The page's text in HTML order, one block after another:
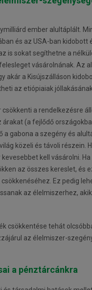
ember alultáplált.
és az USA-ban kidobott
is sokat segíthetne a
vásárolnának. Az
akár a Kisújszálláson
az etiópiaiak
a rendelkezésre
árakat (a fejlődő
a gabona a szegény és
közeli és távoli részein.
kell vásárolni.
az összes kereslet, és
Ez pedig
az élelmiszerhez,
csökkentése tehát
az élelmiszer-
a pénztárcánkra